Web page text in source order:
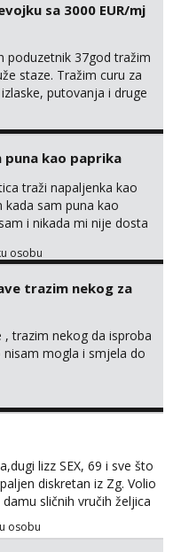
sa 3000 EUR/mj
poduzetnik 37god tražim
staze. Tražim curu za
putovanja i druge
zgodna i atraktivna
puna kao paprika
traži napaljenka kao
kada sam puna kao
i nikada mi nije dosta
se javi što prije da
osobu
trazim nekog za
, trazim nekog da isproba
mogla i smjela do
lizz SEX, 69 i sve što
diskretan iz Zg. Volio
sličnih vručih željica
i strastveno druženje.
max. A i mobilan 🚗 sam.
osobu